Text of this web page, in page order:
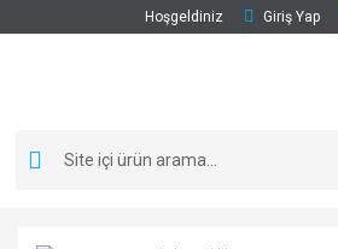
Hoşgeldiniz Giriş Yap